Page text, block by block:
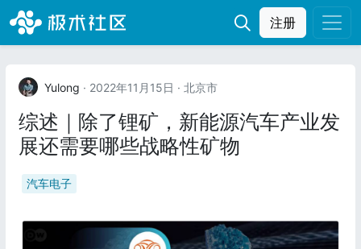
注册
Yulong · 2022年11月15日 · 北京市
综述｜除了锂矿，新能源汽车产业发
展还需要哪些战略性矿物
汽车电子